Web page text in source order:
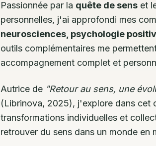
Passionnée par la quête de sens et
personnelles, j'ai approfondi mes
neurosciences, psychologie
outils complémentaires me
accompagnement complet et
Autrice de "Retour au sens, une
(Librinova, 2025), j'explore dans cet
transformations individuelles et
retrouver du sens dans un monde en